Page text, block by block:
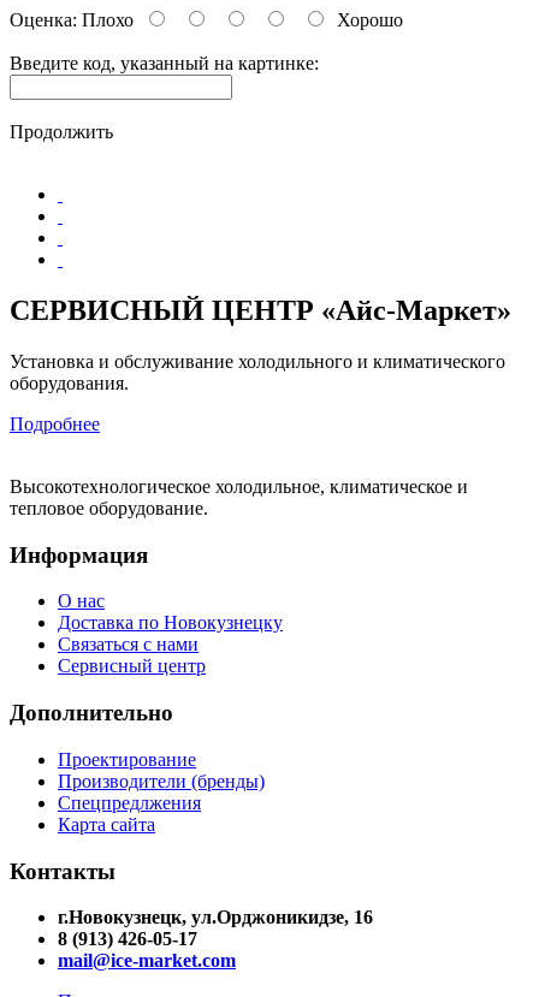
Оценка: Плохо Хорошо
Введите код, указанный на картинке:
Продолжить
СЕРВИСНЫЙ ЦЕНТР «Айс-Маркет»
Установка и обслуживание холодильного и климатического
оборудования.
Подробнее
Высокотехнологическое холодильное, климатическое и
тепловое оборудование.
Информация
О нас
Доставка по Новокузнецку
Связаться с нами
Сервисный центр
Дополнительно
Проектирование
Производители (бренды)
Спецпредлжения
Карта сайта
Контакты
г.Новокузнецк, ул.Орджоникидзе, 16
8 (913) 426-05-17
mail@ice-market.com